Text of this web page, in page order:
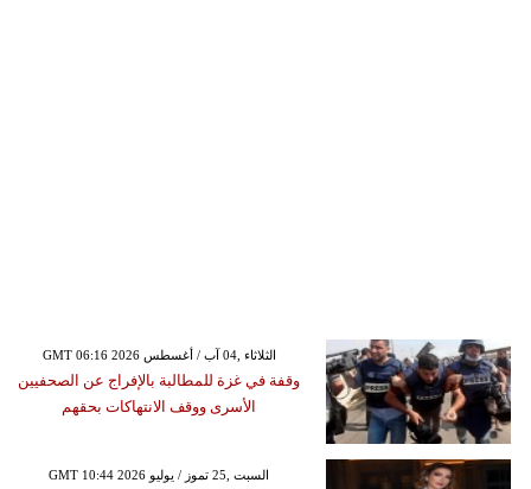
GMT 06:16 2026 الثلاثاء ,04 آب / أغسطس
وقفة في غزة للمطالبة بالإفراج عن الصحفيين
الأسرى ووقف الانتهاكات بحقهم
GMT 10:44 2026 السبت ,25 تموز / يوليو